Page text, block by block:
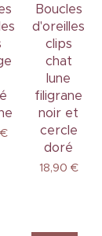
€
Boucles
d'oreilles
clips
chat
lune
filigrane
noir et
cercle
doré
18,90 €